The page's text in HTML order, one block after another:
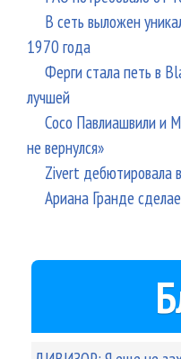
В сеть выложен
1970 года
Ферги стала петь в
лучшей
Сосо Павлиашвили и
не вернулся»
Zivert дебютировала
Ариана Гранде